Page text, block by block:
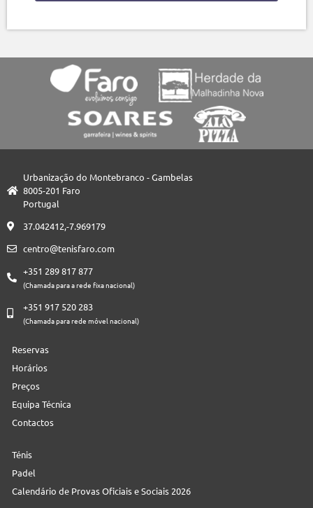
Urbanização do Montebranco - Gambelas
8005-201 Faro
Portugal
37.042412,-7.969179
centro@tenisfaro.com
+351 289 817 877
(Chamada para a rede fixa nacional)
+351 917 520 283
(Chamada para rede móvel nacional)
Reservas
Horários
Preços
Equipa Técnica
Contactos
Ténis
Padel
Calendário de Provas Oficiais e Sociais 2026